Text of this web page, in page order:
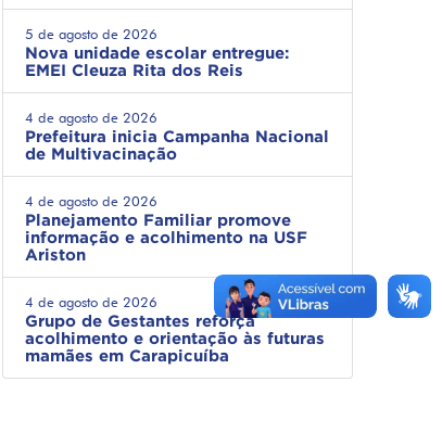
5 de agosto de 2026
Nova unidade escolar entregue:
EMEI Cleuza Rita dos Reis
4 de agosto de 2026
Prefeitura inicia Campanha Nacional
de Multivacinação
4 de agosto de 2026
Planejamento Familiar promove
informação e acolhimento na USF
Ariston
4 de agosto de 2026
Grupo de Gestantes reforça
acolhimento e orientação às futuras
mamães em Carapicuíba